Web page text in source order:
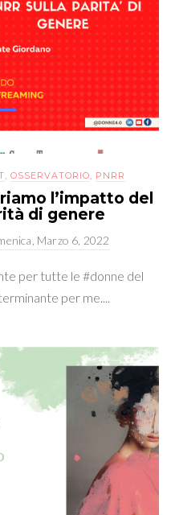
, OSSERVATORIO, PNRR
l’impatto del
di genere
Marzo 6, 2022
per tutte le #donne del
per me....